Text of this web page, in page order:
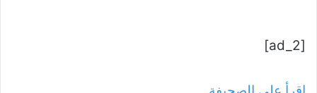
[ad_2]